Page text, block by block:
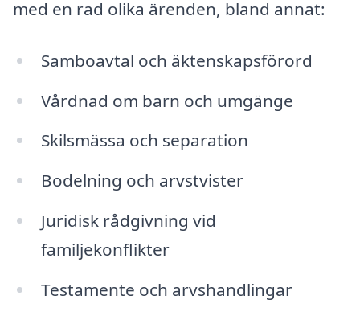
med en rad olika ärenden, bland annat:
Samboavtal och äktenskapsförord
Vårdnad om barn och umgänge
Skilsmässa och separation
Bodelning och arvstvister
Juridisk rådgivning vid
familjekonflikter
Testamente och arvshandlingar